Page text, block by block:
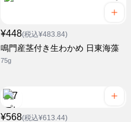
¥448(税込¥483.84)
鳴門産茎付き生わかめ 日東海藻
75g
¥568(税込¥613.44)